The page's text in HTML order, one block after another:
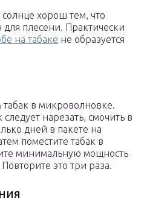
хорош тем, что
для плесени. Практически
на табаке не образуется
в микроволновке.
нарезать, смочить в
дней в пакете на
поместите табак в
минимальную мощность
это три раза.